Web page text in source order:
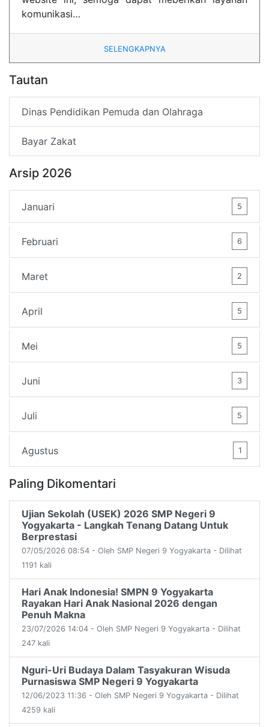
komunikasi…
SELENGKAPNYA
Tautan
Dinas Pendidikan Pemuda dan Olahraga
Bayar Zakat
Arsip 2026
Januari 5
Februari 6
Maret 2
April 5
Mei 5
Juni 3
Juli 5
Agustus 1
Paling Dikomentari
Ujian Sekolah (USEK) 2026 SMP Negeri 9
Yogyakarta - Langkah Tenang Datang Untuk
Berprestasi
07/05/2026 08:54 - Oleh SMP Negeri 9 Yogyakarta - Dilihat
1191 kali
Hari Anak Indonesia! SMPN 9 Yogyakarta
Rayakan Hari Anak Nasional 2026 dengan
Penuh Makna
23/07/2026 14:04 - Oleh SMP Negeri 9 Yogyakarta - Dilihat
247 kali
Nguri-Uri Budaya Dalam Tasyakuran Wisuda
Purnasiswa SMP Negeri 9 Yogyakarta
12/06/2023 11:36 - Oleh SMP Negeri 9 Yogyakarta - Dilihat
4259 kali